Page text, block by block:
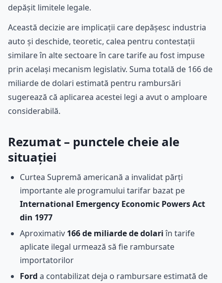
depășit limitele legale.
Această decizie are implicații care depășesc industria
auto și deschide, teoretic, calea pentru contestații
similare în alte sectoare în care tarife au fost impuse
prin același mecanism legislativ. Suma totală de 166 de
miliarde de dolari estimată pentru rambursări
sugerează că aplicarea acestei legi a avut o amploare
considerabilă.
Rezumat – punctele cheie ale
situației
Curtea Supremă americană a invalidat părți
importante ale programului tarifar bazat pe
International Emergency Economic Powers Act
din 1977
Aproximativ 166 de miliarde de dolariîn tarife
aplicate ilegal urmează să fie rambursate
importatorilor
Ford a contabilizat deja o rambursare estimată de